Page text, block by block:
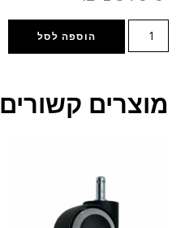
הוספה לסל
מוצרים קשורים